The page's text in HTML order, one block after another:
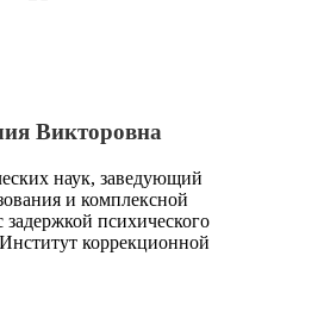
Викторовна
наук, заведующий
и комплексной
задержкой психического
коррекционной